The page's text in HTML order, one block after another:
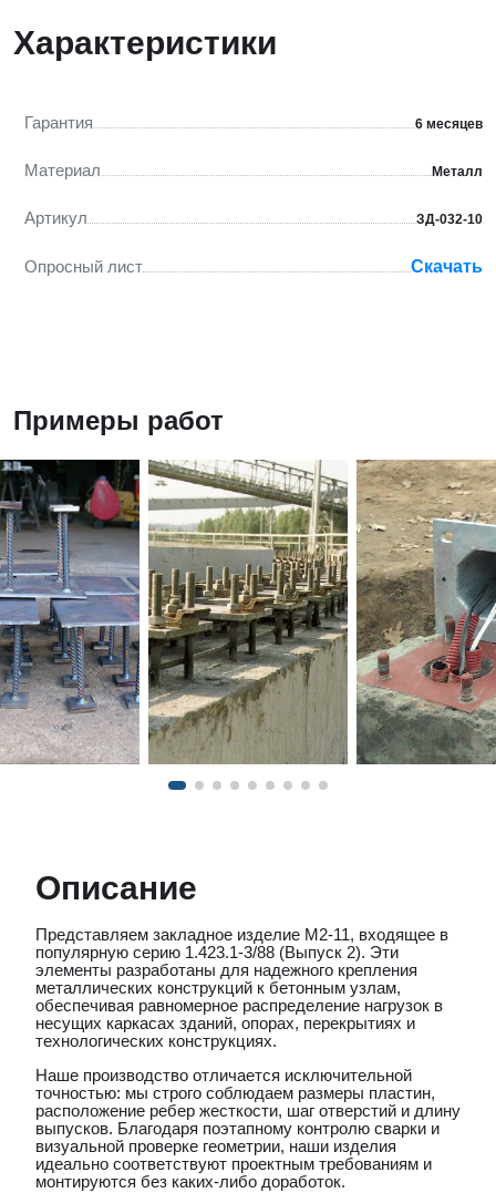
Характеристики
Гарантия 6 месяцев
Материал Металл
Артикул ЗД-032-10
Опросный лист Скачать
Примеры работ
Описание
Представляем закладное изделие М2-11, входящее в
популярную серию 1.423.1-3/88 (Выпуск 2). Эти
элементы разработаны для надежного крепления
металлических конструкций к бетонным узлам,
обеспечивая равномерное распределение нагрузок в
несущих каркасах зданий, опорах, перекрытиях и
технологических конструкциях.
Наше производство отличается исключительной
точностью: мы строго соблюдаем размеры пластин,
расположение ребер жесткости, шаг отверстий и длину
выпусков. Благодаря поэтапному контролю сварки и
визуальной проверке геометрии, наши изделия
идеально соответствуют проектным требованиям и
монтируются без каких-либо доработок.